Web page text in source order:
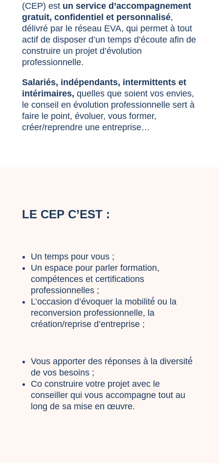
(CEP) est un service d’accompagnement
gratuit, confidentiel et personnalisé,
délivré par le réseau EVA, qui permet à tout
actif de disposer d’un temps d’écoute afin de
construire un projet d’évolution
professionnelle.
Salariés, indépendants, intermittents et
intérimaires, quelles que soient vos envies,
le conseil en évolution professionnelle sert à
faire le point, évoluer, vous former,
créer/reprendre une entreprise…
LE CEP C’EST :
Un temps pour vous ;
Un espace pour parler formation,
compétences et certifications
professionnelles ;
L’occasion d’évoquer la mobilité́ ou la
reconversion professionnelle, la
création/reprise d’entreprise ;
Vous apporter des réponses à la diversité́
de vos besoins ;
Co construire votre projet avec le
conseiller qui vous accompagne tout au
long de sa mise en œuvre.